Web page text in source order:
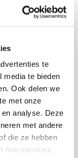
te
media te bieden
Ook delen we
met onze
analyse. Deze
met andere
die ze hebben
hun services.
tuin kunt ophogen,
Dit kan het
Rotterdam kan
Bij het
worden gehouden
worden
grondwater niet